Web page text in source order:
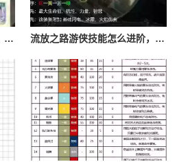
上古王冠五系阵容最强搭配，上古王冠五星排行 流放之路游侠技能怎么进阶，流放之路游侠技能怎么进阶的